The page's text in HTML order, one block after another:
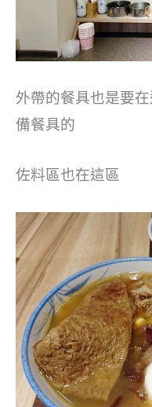
外帶的餐具也是要
備餐具的
佐料區也在這區